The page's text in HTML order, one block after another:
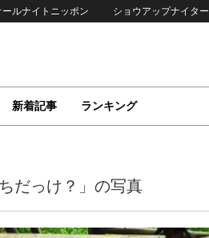
ールナイトニッポン ショウアップナイター
新着記事 ランキング
だっけ？」の写真